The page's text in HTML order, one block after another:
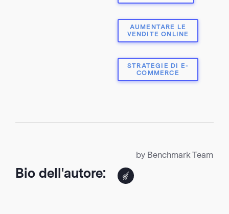
AUMENTARE LE
VENDITE ONLINE
STRATEGIE DI E-
COMMERCE
Bio dell'autore:
by Benchmark Team